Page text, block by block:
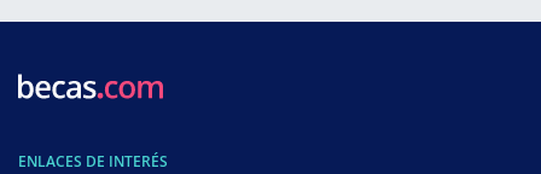
ENLACES DE INTERÉS